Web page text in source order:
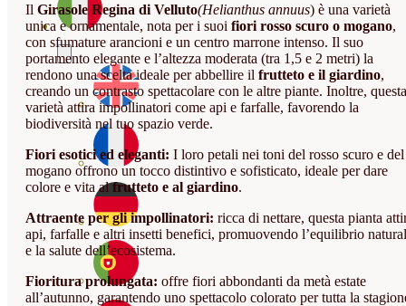
Il Girasole Regina di Velluto(Helianthus annuus) è una varietà
unica e ornamentale, nota per i suoi fiori rosso scuro o mogano,
con sfumature arancioni e un centro marrone intenso. Il suo
portamento elegante e l’altezza moderata (tra 1,5 e 2 metri) la
rendono una scelta ideale per abbellire il frutteto e il giardino,
creando un contrasto spettacolare con le altre piante. Inoltre, questa
varietà attira impollinatori come api e farfalle, favorendo la
biodiversità nel tuo spazio verde.
Fiori esotici ed eleganti: I loro petali nei toni del rosso scuro e del
mogano offrono un tocco distintivo e sofisticato, ideale per dare
colore e vita alfrutteto e al giardino.
Attraente per gli impollinatori: ricca di nettare, questa pianta
api, farfalle e altri insetti benefici, promuovendo l’equilibrio
e la salute dell’ecosistema.
Fioritura prolungata: offre fiori abbondanti da metà estate
all’autunno, garantendo uno spettacolo colorato per tutta la